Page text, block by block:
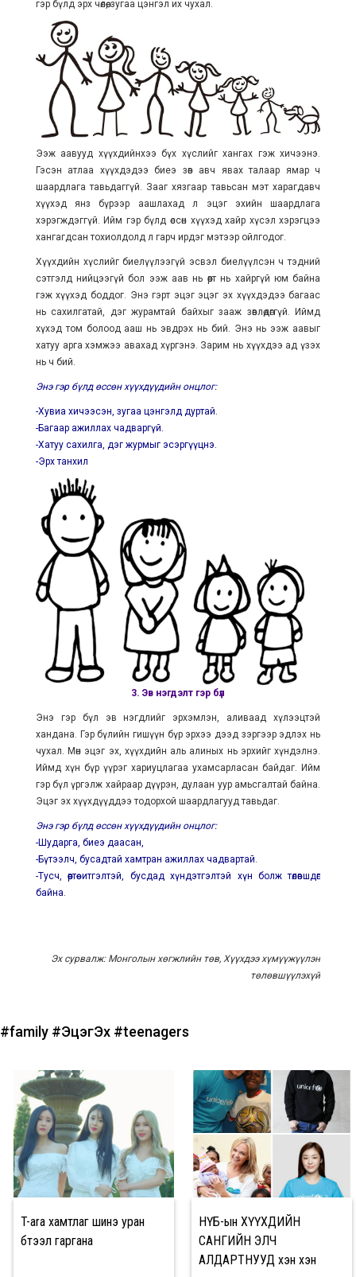
гэр бүлд эрх чөлөө, зугаа цэнгэл их чухал.
Ээж аавууд хүүхдийнхээ бүх хүслийг хангах гэж хичээнэ.
Гэсэн атлаа хүүхдэдээ биеэ зөв авч явах талаар ямар ч
шаардлага тавьдаггүй. Зааг хязгаар тавьсан мэт харагдавч
хүүхэд янз бүрээр аашлахад л эцэг эхийн шаардлага
хэрэгждэггүй. Ийм гэр бүлд өссөн хүүхэд хайр хүсэл хэрэгцээ
хангагдсан тохиолдолд л гарч ирдэг мэтээр ойлгодог.
Хүүхдийн хүслийг биелүүлээгүй эсвэл биелүүлсэн ч тэдний
сэтгэлд нийцээгүй бол ээж аав нь өөрт нь хайргүй юм байна
гэж хүүхэд боддог. Энэ гэрт эцэг эцэг эх хүүхдэдээ багаас
нь сахилгатай, дэг журамтай байхыг зааж зөвлөдөггүй. Иймд
хүхэд том болоод ааш нь эвдрэх нь бий. Энэ нь ээж аавыг
хатуу арга хэмжээ авахад хүргэнэ. Зарим нь хүүхдээ ад үзэх
нь ч бий.
Энэ гэр бүлд өссөн хүүхдүүдийн онцлог:
-Хувиа хичээсэн, зугаа цэнгэлд дуртай.
-Багаар ажиллах чадваргүй.
-Хатуу сахилга, дэг журмыг эсэргүүцнэ.
-Эрх танхил
3. Эв нэгдэлт гэр бүл
Энэ гэр бүл эв нэгдлийг эрхэмлэн, аливаад хүлээцтэй
хандана. Гэр бүлийн гишүүн бүр эрхээ дээд зэргээр эдлэх нь
чухал. Мөн эцэг эх, хүүхдийн аль алиных нь эрхийг хүндэлнэ.
Иймд хүн бүр үүрэг хариуцлагаа ухамсарласан байдаг. Ийм
гэр бүл үргэлж хайраар дүүрэн, дулаан уур амьсгалтай байна.
Эцэг эх хүүхдүүддээ тодорхой шаардлагууд тавьдаг.
Энэ гэр бүлд өссөн хүүхдүүдийн онцлог:
-Шударга, биеэ даасан,
-Бүтээлч, бусадтай хамтран ажиллах чадвартай.
-Тусч, өөртөө итгэлтэй, бусдад хүндэтгэлтэй хүн болж төлөвшдөг
байна.
Эх сурвалж: Монголын хөгжлийн төв, Хүүхдээ хүмүүжүүлэн
төлөвшүүлэхүй
#family #ЭцэгЭх #teenagers
T-ara хамтлаг шинэ уран
бүтээл гаргана
НҮБ-ын ХҮҮХДИЙН
САНГИЙН ЭЛЧ
АЛДАРТНУУД хэн хэн